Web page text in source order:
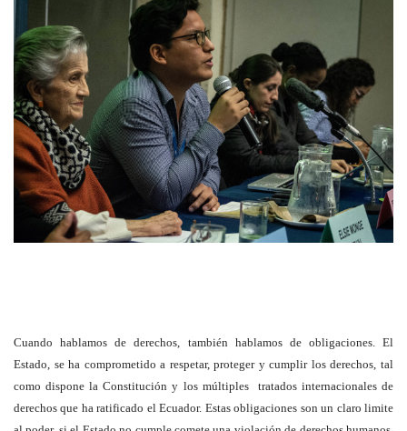
Cuando hablamos de derechos, también hablamos de obligaciones. El
Estado, se ha comprometido a respetar, proteger y cumplir los derechos, tal
como dispone la Constitución y los múltiples tratados internacionales de
derechos que ha ratificado el Ecuador. Estas obligaciones son un claro limite